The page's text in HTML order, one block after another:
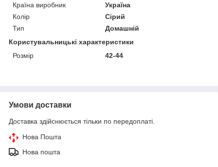
Країна виробник
Україна
Колір
Сірий
Тип
Домашній
Користувальницькі характеристики
Розмір
42-44
Умови доставки
Доставка здійснюється тільки по передоплаті.
Нова Пошта
Нова пошта